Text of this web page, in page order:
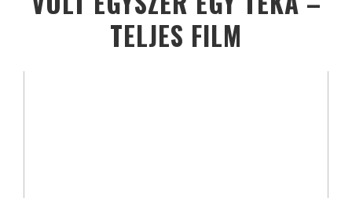
TELJES FILM